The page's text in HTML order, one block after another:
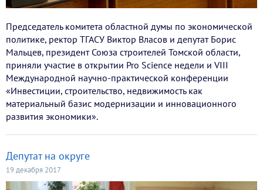
Председатель комитета областной думы по экономической
политике, ректор ТГАСУ Виктор Власов и депутат Борис
Мальцев, президент Союза строителей Томской области,
приняли участие в открытии Pro Science недели и VIII
Международной научно-практической конференции
«Инвестиции, строительство, недвижимость как
материальный базис модернизации и инновационного
развития экономики».
Депутат на округе
19 декабря 2017